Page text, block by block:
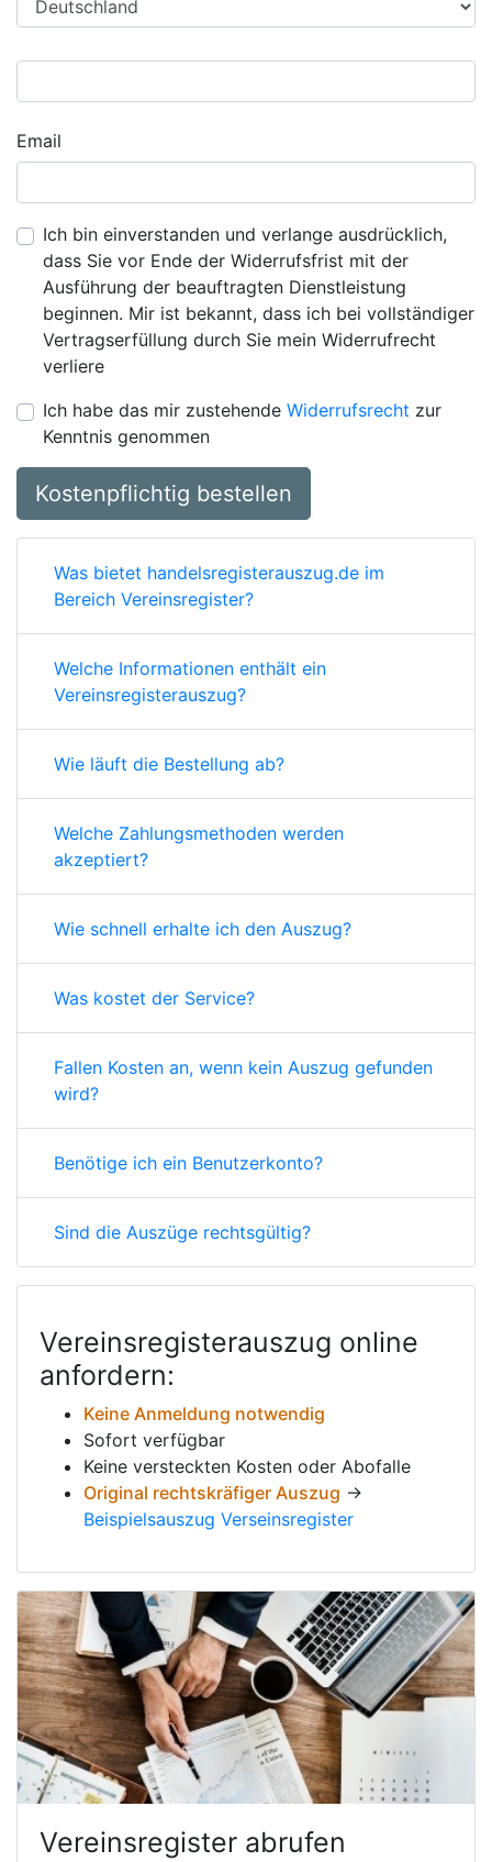
Email
Ich bin einverstanden und verlange ausdrücklich,
dass Sie vor Ende der Widerrufsfrist mit der
Ausführung der beauftragten Dienstleistung
beginnen. Mir ist bekannt, dass ich bei vollständiger
Vertragserfüllung durch Sie mein Widerrufrecht
verliere
Ich habe das mir zustehende Widerrufsrecht zur
Kenntnis genommen
Kostenpflichtig bestellen
Was bietet handelsregisterauszug.de im
Bereich Vereinsregister?
Welche Informationen enthält ein
Vereinsregisterauszug?
Wie läuft die Bestellung ab?
Welche Zahlungsmethoden werden
akzeptiert?
Wie schnell erhalte ich den Auszug?
Was kostet der Service?
Fallen Kosten an, wenn kein Auszug gefunden
wird?
Benötige ich ein Benutzerkonto?
Sind die Auszüge rechtsgültig?
Vereinsregisterauszug online
anfordern:
Keine Anmeldung notwendig
Sofort verfügbar
Keine versteckten Kosten oder Abofalle
Original rechtskräfiger Auszug →
Beispielsauszug Verseinsregister
Vereinsregister abrufen